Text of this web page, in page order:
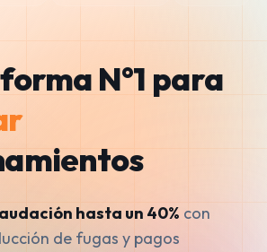
N°1 para
hasta un 40% con
de fugas y pagos